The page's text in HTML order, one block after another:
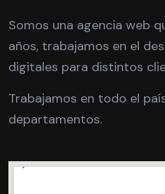
Somos una agencia web
años, trabajamos en el
digitales para distintos
Trabajamos en todo el
departamentos.